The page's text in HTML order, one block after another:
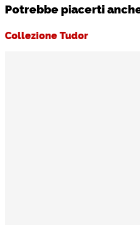
Potrebbe piacerti
Collezione Tudor